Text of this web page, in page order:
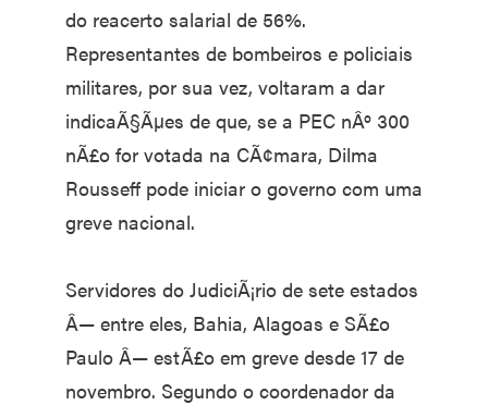
do reacerto salarial de 56%.
Representantes de bombeiros e policiais
militares, por sua vez, voltaram a dar
indicaÃ§Ãµes de que, se a PEC nÂº 300
nÃ£o for votada na CÃ¢mara, Dilma
Rousseff pode iniciar o governo com uma
greve nacional.
Servidores do JudiciÃ¡rio de sete estados
Â— entre eles, Bahia, Alagoas e SÃ£o
Paulo Â— estÃ£o em greve desde 17 de
novembro. Segundo o coordenador da